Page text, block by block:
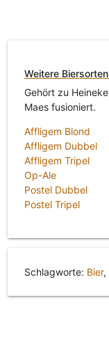
Weitere
Gehört zu
Maes fusioniert.
Affligem Blond
Affligem Dubbel
Affligem Tripel
Op-Ale
Postel Dubbel
Postel Tripel
Schlagworte: Bier,